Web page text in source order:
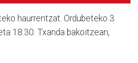
haurrentzat. Ordubeteko 3
18:30. Txanda bakoitzean,